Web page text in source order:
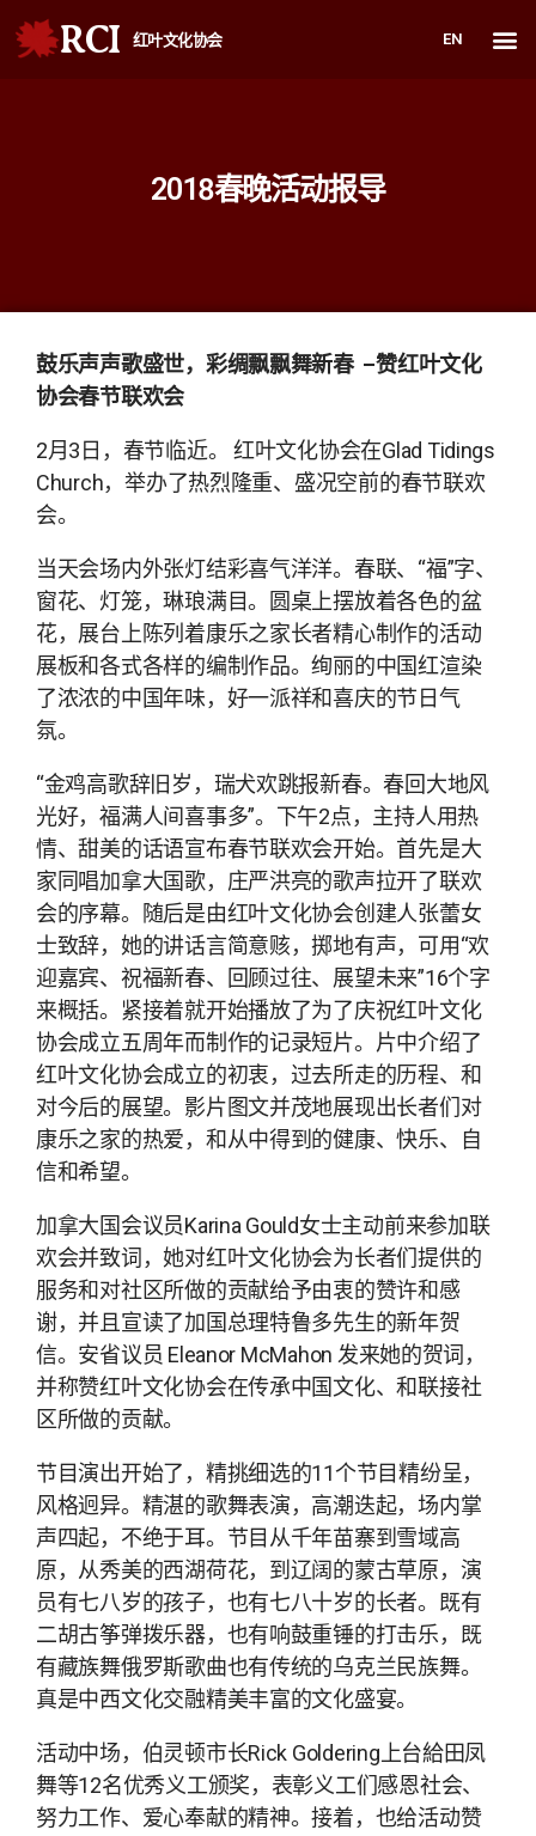
RCI 红叶文化协会 EN
2018春晚活动报导
鼓乐声声歌盛世，彩绸飘飘舞新春 –赞红叶文化
协会春节联欢会
2月3日，春节临近。 红叶文化协会在Glad Tidings
Church，举办了热烈隆重、盛况空前的春节联欢
会。
当天会场内外张灯结彩喜气洋洋。春联、“福”字、
窗花、灯笼，琳琅满目。圆桌上摆放着各色的盆
花，展台上陈列着康乐之家长者精心制作的活动
展板和各式各样的编制作品。绚丽的中国红渲染
了浓浓的中国年味，好一派祥和喜庆的节日气
氛。
“金鸡高歌辞旧岁，瑞犬欢跳报新春。春回大地风
光好，福满人间喜事多”。下午2点，主持人用热
情、甜美的话语宣布春节联欢会开始。首先是大
家同唱加拿大国歌，庄严洪亮的歌声拉开了联欢
会的序幕。随后是由红叶文化协会创建人张蕾女
士致辞，她的讲话言简意赅，掷地有声，可用“欢
迎嘉宾、祝福新春、回顾过往、展望未来”16个字
来概括。紧接着就开始播放了为了庆祝红叶文化
协会成立五周年而制作的记录短片。片中介绍了
红叶文化协会成立的初衷，过去所走的历程、和
对今后的展望。影片图文并茂地展现出长者们对
康乐之家的热爱，和从中得到的健康、快乐、自
信和希望。
加拿大国会议员Karina Gould女士主动前来参加联
欢会并致词，她对红叶文化协会为长者们提供的
服务和对社区所做的贡献给予由衷的赞许和感
谢，并且宣读了加国总理特鲁多先生的新年贺
信。安省议员 Eleanor McMahon 发来她的贺词，
并称赞红叶文化协会在传承中国文化、和联接社
区所做的贡献。
节目演出开始了，精挑细选的11个节目精纷呈，
风格迥异。精湛的歌舞表演，高潮迭起，场内掌
声四起，不绝于耳。节目从千年苗寨到雪域高
原，从秀美的西湖荷花，到辽阔的蒙古草原，演
员有七八岁的孩子，也有七八十岁的长者。既有
二胡古筝弹拨乐器，也有响鼓重锤的打击乐，既
有藏族舞俄罗斯歌曲也有传统的乌克兰民族舞。
真是中西文化交融精美丰富的文化盛宴。
活动中场，伯灵顿市长Rick Goldering上台給田凤
舞等12名优秀义工颁奖，表彰义工们感恩社会、
努力工作、爱心奉献的精神。接着，也给活动赞